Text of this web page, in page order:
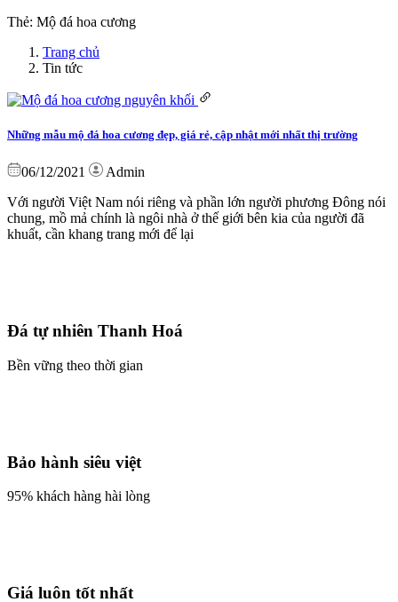
Thẻ: Mộ đá hoa cương
Trang chủ
Tin tức
Những mẫu mộ đá hoa cương đẹp, giá rẻ, cập nhật mới nhất thị trường
06/12/2021
Admin
Với người Việt Nam nói riêng và phần lớn người phương Đông nói
chung, mồ mả chính là ngôi nhà ở thế giới bên kia của người đã
khuất, cần khang trang mới để lại
Đá tự nhiên Thanh Hoá
Bền vững theo thời gian
Bảo hành siêu việt
95% khách hàng hài lòng
Giá luôn tốt nhất